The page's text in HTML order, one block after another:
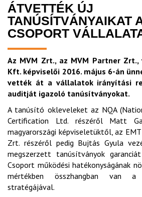
ÁTVETTÉK ÚJ
TANÚSÍTVÁNYAIKAT
CSOPORT
Az MVM Zrt., az MVM Partner Zrt.,
Kft. képviselői 2016. május 6-án
vették át a vállalatok irányítási
auditját igazoló tanúsítványokat.
A tanúsító okleveleket az NQA
Certification Ltd. részéről Matt
magyarországi képviseletüktől, az
Zrt. részéről pedig Bujtás Gyula
megszerzett tanúsítványok
Csoport működési hatékonyságának
mértékben összhangban van
stratégájával.